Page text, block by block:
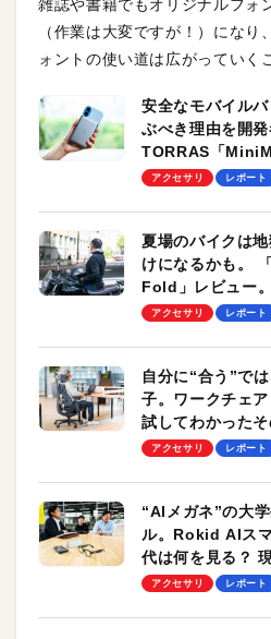
雑誌や書籍でもオリジナルフォ
（作業は大変ですが！）になり
ォントの使い道は広がっていく
安全なモバイル
ぶべき理由を開発
TORRAS「
ーも
アクセサリ レポート
夏場のバイクは
けになるかも。
Fold」レビュー
却プレート、シン
アクセサリ レポート
自分に“合う”で
子。ワークチェ
試してわかった
ッチ機能も搭載
アクセサリ レポート
“AIメガネ”の大
ル。Rokid AIス
代は何を見る？
授による体験会レ
アクセサリ レポート